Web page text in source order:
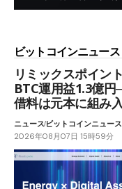
ビットコインニュース
リミックスポイント
BTC運用益1.3億
借料は元本に組み
ニュースビットコインニュース
2026年08月07日 15時59分